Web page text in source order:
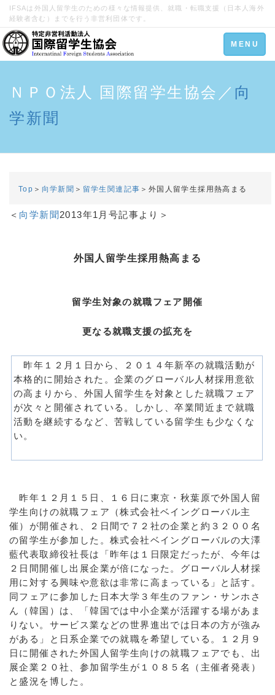
IFSAは外国人留学生のための様々な情報提供、就職・転職支援（日本人海外
経験者含む）までを行う非営利団体です。
Toggle
navigation
MENU
ＮＰＯ法人 国際留学生協会／ 向
学新聞
Top ＞ 向学新聞 ＞ 留学生関連記事 ＞外国人留学生採用熱高まる
＜ 向学新聞2013年1月号記事より＞
外国人留学生採用熱高まる
留学生対象の就職フェア開催
更なる就職支援の拡充を
昨年１２月１日から、２０１４年新卒の就職活動が
本格的に開始された。企業のグローバル人材採用意欲
の高まりから、外国人留学生を対象とした就職フェア
が次々と開催されている。しかし、卒業間近まで就職
活動を継続するなど、苦戦している留学生も少なくな
い。
昨年１２月１５日、１６日に東京・秋葉原で外国人留
学生向けの就職フェア（株式会社ベイングローバル主
催）が開催され、２日間で７２社の企業と約３２００名
の留学生が参加した。株式会社ベイングローバルの大澤
藍代表取締役社長は「昨年は１日限定だったが、今年は
２日間開催し出展企業が倍になった。グローバル人材採
用に対する興味や意欲は非常に高まっている」と話す。
同フェアに参加した日本大学３年生のファン・サンホさ
ん（韓国）は、「韓国では中小企業が活躍する場があま
りない。サービス業などの世界進出では日本の方が強み
がある」と日系企業での就職を希望している。１２月９
日に開催された外国人留学生向けの就職フェアでも、出
展企業２０社、参加留学生が１０８５名（主催者発表）
と盛況を博した。